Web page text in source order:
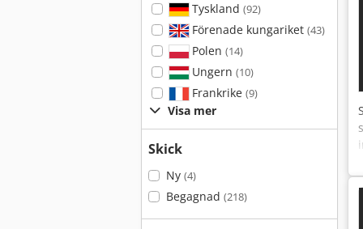
Tyskland (92)
Förenade kungariket (43)
Polen (14)
Ungern (10)
Frankrike (9)
Visa mer
Skick
Ny (4)
Begagnad (218)